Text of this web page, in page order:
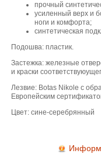
прочный
усиленный верх и
ноги и комфорта;
синтетическая
Подошва: пластик.
Застежка: железные
и краски
Лезвие: Botas Nikole с
Европейским
Цвет: сине-серебрянный